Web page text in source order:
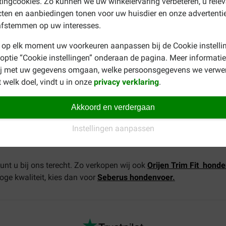
en aanbiedingen tonen voor uw huisdier en onze
op uw interesses.
op elk moment uw voorkeuren aanpassen bij de Cookie
“Cookie instellingen” onderaan de pagina. Meer
met uw gegevens omgaan, welke persoonsgegevens we
welk doel, vindt u in onze privacy verklaring.
Akkoord en verdergaan
Instellingen aanpassen
verse hele pastinaak, verse wortels, verse hele rode
cranberries, hele blauwe bessen, hele saskatoon, cichorei
(4%), vocht (12%), calcium (1,2%), fosfor (0,9%), omega-
kg) en chondroïtinesulfaat (600 mg/kg).
u bij ons terecht. Zo verkopen wij ook Orijen Trim Fit
kwaliteit, kies dan voor Seberus hondenvoer.